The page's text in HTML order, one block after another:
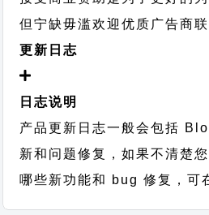
但宁缺毋滥欢迎优质广告商联
更新日志
日志说明
产品更新日志一般会包括
新和问题修复，如果不清楚
哪些新功能和 bug 修复，可